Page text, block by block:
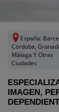
España:
Córdoba,
Málaga Y Otras
Ciudades
IMAGEN,